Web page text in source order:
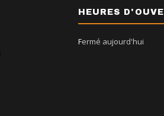
HEURES
Fermé aujourd'hui